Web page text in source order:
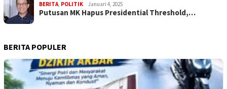
BERITA, POLITIK Januari 4, 2025
Putusan MK Hapus Presidential Threshold,…
BERITA POPULER